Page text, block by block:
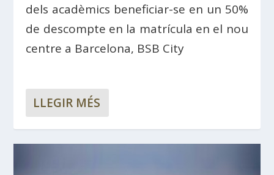
dels acadèmics beneficiar-se en un 50%
de descompte en la matrícula en el nou
centre a Barcelona, BSB City
LLEGIR MÉS